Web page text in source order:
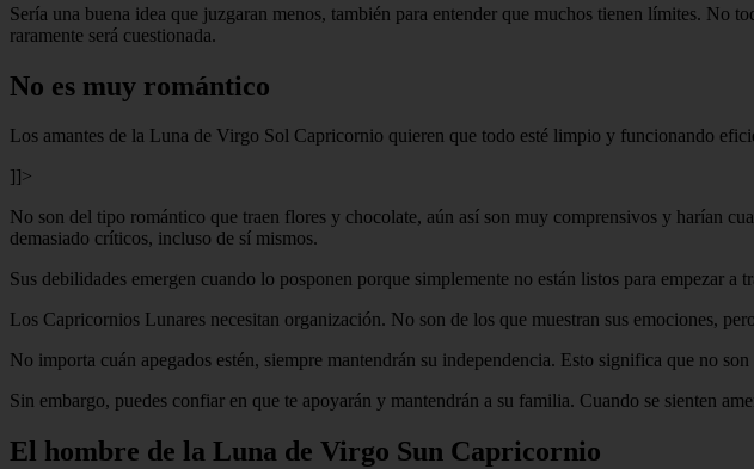
Sería una buena idea que juzgaran menos, también para entender que muchos tienen límites. No
raramente será cuestionada.
No es muy romántico
Los amantes de la Luna de Virgo Sol Capricornio quieren que todo esté limpio y funcionando
]]>
No son del tipo romántico que traen flores y chocolate, aún así son muy comprensivos y harían
demasiado críticos, incluso de sí mismos.
Sus debilidades emergen cuando lo posponen porque simplemente no están listos para empezar a
Los Capricornios Lunares necesitan organización. No son de los que muestran sus emociones,
No importa cuán apegados estén, siempre mantendrán su independencia. Esto significa que no
Sin embargo, puedes confiar en que te apoyarán y mantendrán a su familia. Cuando se sienten
El hombre de la Luna de Virgo Sun Capricornio